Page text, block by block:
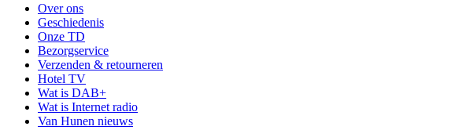
Over ons
Geschiedenis
Onze TD
Bezorgservice
Verzenden & retourneren
Hotel TV
Wat is DAB+
Wat is Internet radio
Van Hunen nieuws